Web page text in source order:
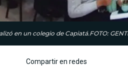
en un colegio de Capiatá.FOTO:
Compartir en redes